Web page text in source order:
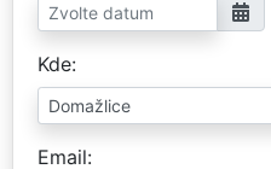
Kde
Email